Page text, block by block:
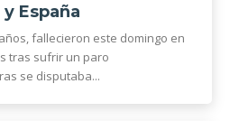
España
fallecieron este domingo en
tras sufrir un paro
se disputaba...